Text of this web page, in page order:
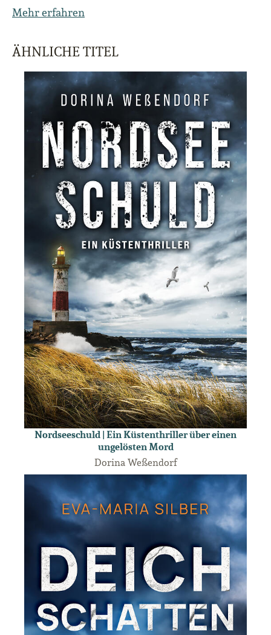
Mehr erfahren
ÄHNLICHE TITEL
Nordseeschuld | Ein Küstenthriller über einen
ungelösten Mord
Dorina Weßendorf